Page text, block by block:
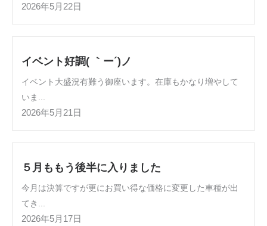
2026年5月22日
イベント好調( ｀ー´)ノ
イベント大盛況有難う御座います。在庫もかなり増やして
いま...
2026年5月21日
５月ももう後半に入りました
今月は決算ですが更にお買い得な価格に変更した車種が出
てき...
2026年5月17日